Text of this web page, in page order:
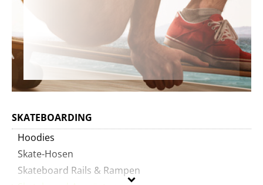
SKATEBOARDING
Hoodies
Skate-Hosen
Skateboard Rails & Rampen